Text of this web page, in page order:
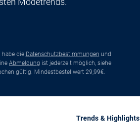
habe die Datenschutzbestimmungen und
Abmeldung ist jederzeit möglich, siehe
gültig. Mindestbestellwert 29,99€.
Trends & Highlights